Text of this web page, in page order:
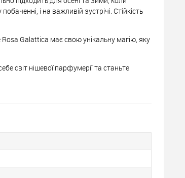
і на важливій зустрічі. Стійкість
Galattica має свою унікальну магію, яку
світ нішевої парфумерії та станьте